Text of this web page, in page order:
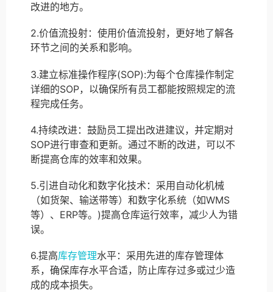
改进的地方。
2.价值流投射：使用价值流投射，更好地了解各
环节之间的关系和影响。
3.建立标准操作程序(SOP):为每个仓库操作制定
详细的SOP，以确保所有员工都能按照规定的流
程完成任务。
4.持续改进：鼓励员工提出改进建议，并定期对
SOP进行审查和更新。通过不断的改进，可以不
断提高仓库的效率和效果。
5.引进自动化和数字化技术：采用自动化机械
（如货架、输送带等）和数字化系统（如WMS
等）、ERP等。)提高仓库运行效率，减少人为错
误。
6.提高库存管理水平：采用先进的库存管理体
系，确保库存水平合适，防止库存过多或过少造
成的成本损失。